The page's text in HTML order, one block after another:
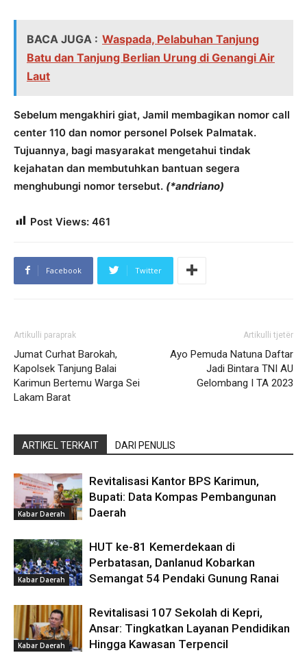
BACA JUGA : Waspada, Pelabuhan Tanjung
Batu dan Tanjung Berlian Urung di Genangi Air
Laut
Sebelum mengakhiri giat, Jamil membagikan nomor call
center 110 dan nomor personel Polsek Palmatak.
Tujuannya, bagi masyarakat mengetahui tindak
kejahatan dan membutuhkan bantuan segera
menghubungi nomor tersebut. (*andriano)
Post Views: 461
Facebook Twitter
Artikulli paraprak
Jumat Curhat Barokah,
Kapolsek Tanjung Balai
Karimun Bertemu Warga Sei
Lakam Barat
Artikulli tjetër
Ayo Pemuda Natuna Daftar
Jadi Bintara TNI AU
Gelombang I TA 2023
ARTIKEL TERKAIT DARI PENULIS
Kabar Daerah
Revitalisasi Kantor BPS Karimun,
Bupati: Data Kompas Pembangunan
Daerah
Kabar Daerah
HUT ke-81 Kemerdekaan di
Perbatasan, Danlanud Kobarkan
Semangat 54 Pendaki Gunung Ranai
Kabar Daerah
Revitalisasi 107 Sekolah di Kepri,
Ansar: Tingkatkan Layanan Pendidikan
Hingga Kawasan Terpencil